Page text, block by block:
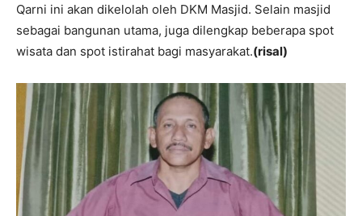
Qarni ini akan dikelolah oleh DKM Masjid. Selain masjid
sebagai bangunan utama, juga dilengkap beberapa spot
wisata dan spot istirahat bagi masyarakat.(risal)